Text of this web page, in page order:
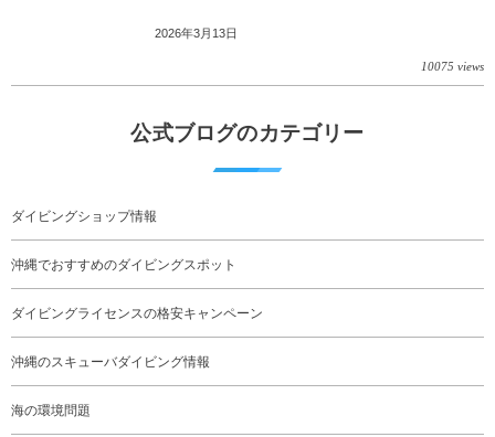
2026年3月13日
10075 views
公式ブログのカテゴリー
ダイビングショップ情報
沖縄でおすすめのダイビングスポット
ダイビングライセンスの格安キャンペーン
沖縄のスキューバダイビング情報
海の環境問題